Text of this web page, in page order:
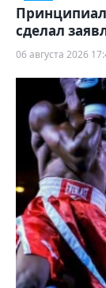
сделал
06 августа 2026